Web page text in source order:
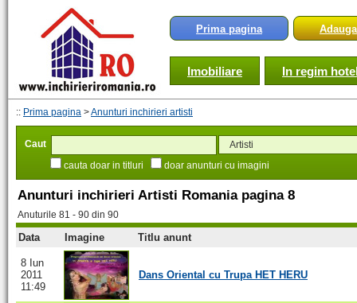
Prima pagina
Imobiliare In regim
:: Prima pagina >Anunturi inchirieri artisti
Caut
cauta doar in titluri
doar anunturi cu imagini
Anunturi inchirieri Artisti Romania pagina 8
Anuturile 81 - 90 din 90
Data Imagine Titlu anunt
8 Iun
2011
11:49
Dans Oriental cu Trupa HET HERU